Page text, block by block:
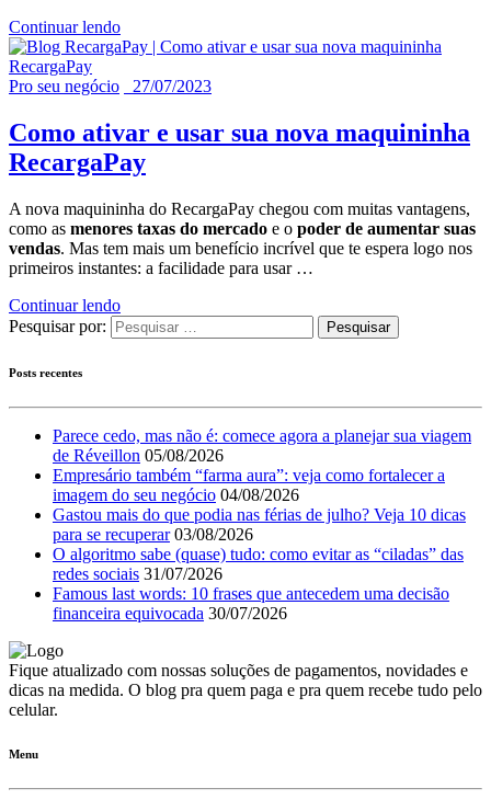
Continuar lendo
Pro seu negócio 27/07/2023
Como ativar e usar sua nova maquininha
RecargaPay
A nova maquininha do RecargaPay chegou com muitas vantagens,
como as menores taxas do mercado e o poder de aumentar suas
vendas. Mas tem mais um benefício incrível que te espera logo nos
primeiros instantes: a facilidade para usar …
Continuar lendo
Pesquisar por:
Posts recentes
Parece cedo, mas não é: comece agora a planejar sua viagem
de Réveillon 05/08/2026
Empresário também “farma aura”: veja como fortalecer a
imagem do seu negócio 04/08/2026
Gastou mais do que podia nas férias de julho? Veja 10 dicas
para se recuperar 03/08/2026
O algoritmo sabe (quase) tudo: como evitar as “ciladas” das
redes sociais 31/07/2026
Famous last words: 10 frases que antecedem uma decisão
financeira equivocada 30/07/2026
Fique atualizado com nossas soluções de pagamentos, novidades e
dicas na medida. O blog pra quem paga e pra quem recebe tudo pelo
celular.
Menu